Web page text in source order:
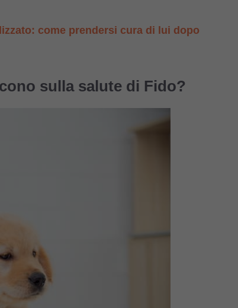
come prendersi cura di lui dopo
sulla salute di Fido?